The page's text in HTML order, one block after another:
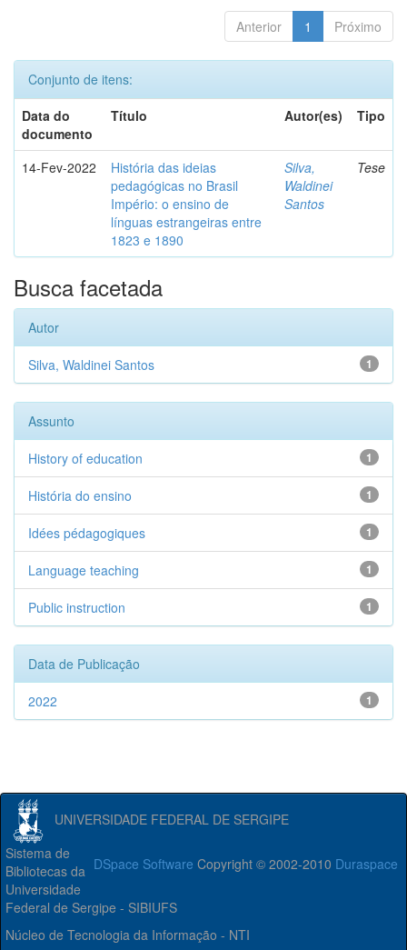
Anterior 1 Próximo
Conjunto de itens:
Data do
documento
Título Autor(es) Tipo
14-Fev-2022
História das ideias
pedagógicas no Brasil
Império: o ensino de
línguas estrangeiras entre
1823 e 1890
Silva,
Waldinei
Santos
Tese
Busca facetada
Autor
1
Silva, Waldinei Santos
Assunto
1
History of education
1
História do ensino
1
Idées pédagogiques
1
Language teaching
1
Public instruction
Data de Publicação
1
2022
UNIVERSIDADE FEDERAL DE SERGIPE
DSpace Software Copyright © 2002-2010 Duraspace
Sistema de
Bibliotecas da
Universidade
Federal de Sergipe - SIBIUFS
Núcleo de Tecnologia da Informação - NTI